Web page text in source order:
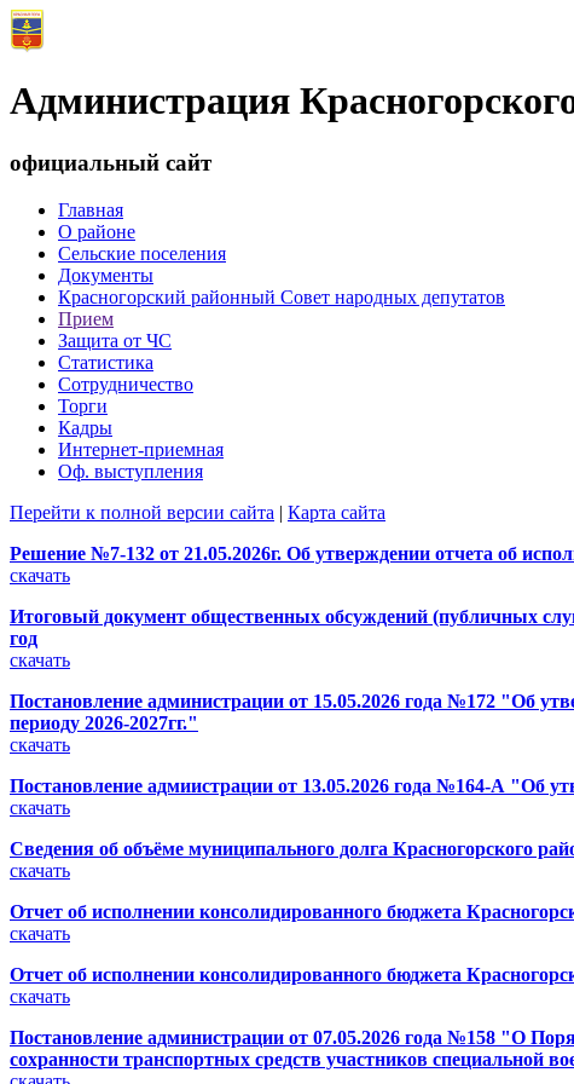
Администрация
официальный сайт
Главная
О районе
Сельские поселения
Документы
Красногорский районный Совет народных депутатов
Прием
Защита от ЧС
Статистика
Сотрудничество
Торги
Кадры
Интернет-приемная
Оф. выступления
Перейти к полной версии сайта | Карта сайта
Решение №7-132 от 21.05.2026г. Об утверждении отчета об
скачать
Итоговый документ общественных обсуждений (публичных
год
скачать
Постановление администрации от 15.05.2026 года №172 "Об
периоду 2026-2027гг."
скачать
Постановление адмиистрации от 13.05.2026 года №164-А "Об
скачать
Сведения об объёме муниципального долга Красногорского
скачать
Отчет об исполнении консолидированного бюджета
скачать
Отчет об исполнении консолидированного бюджета
скачать
Постановление администрации от 07.05.2026 года №158 "О
сохранности транспортных средств участников специальной